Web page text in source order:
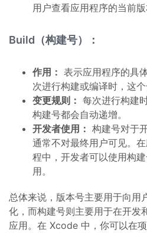
用户查看应用程序的当前版
Build（构建号）：
作用： 表示应用程序的具
次进行构建或编译时，这个
变更规则： 每次进行构建
构建号都会自动递增。
开发者使用： 构建号对于
通常不对最终用户可见。
程中，开发者可以使用构
用。
总体来说，版本号主要用于向用
化，而构建号则主要用于在开发
应用。在 Xcode 中，你可以在